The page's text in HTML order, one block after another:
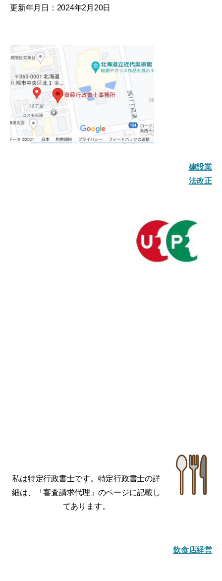
更新年月日：2024年2月20日
建設業
法改正
私は特定行政書士です。特定行政書士の詳
細は、「審査請求代理」のページに記載し
てあります。
飲食店経営